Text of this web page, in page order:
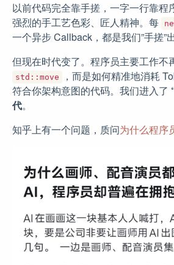
以前代码完全靠手搓，一字一行靠程
强烈的手工艺色彩、匠人精神。每
一个异步 Callback，都是我们”手搓”
但现在时代变了。程序员主要工作不
std::move
，而是如何精准地消耗
符合你架构意图的代码。我们进入了
代。
知乎上有一个问题，质问为什么程序